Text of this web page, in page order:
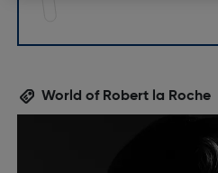
World of Robert la Roche